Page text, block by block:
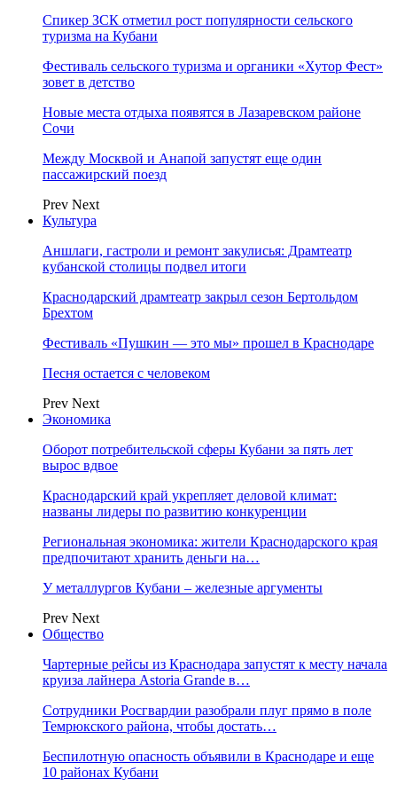
Спикер ЗСК отметил рост популярности сельского
туризма на Кубани
Фестиваль сельского туризма и органики «Хутор Фест»
зовет в детство
Новые места отдыха появятся в Лазаревском районе
Сочи
Между Москвой и Анапой запустят еще один
пассажирский поезд
Prev Next
Культура
Аншлаги, гастроли и ремонт закулисья: Драмтеатр
кубанской столицы подвел итоги
Краснодарский драмтеатр закрыл сезон Бертольдом
Брехтом
Фестиваль «Пушкин — это мы» прошел в Краснодаре
Песня остается с человеком
Prev Next
Экономика
Оборот потребительской сферы Кубани за пять лет
вырос вдвое
Краснодарский край укрепляет деловой климат:
названы лидеры по развитию конкуренции
Региональная экономика: жители Краснодарского края
предпочитают хранить деньги на…
У металлургов Кубани – железные аргументы
Prev Next
Общество
Чартерные рейсы из Краснодара запустят к месту начала
круиза лайнера Astoria Grande в…
Сотрудники Росгвардии разобрали плуг прямо в поле
Темрюкского района, чтобы достать…
Беспилотную опасность объявили в Краснодаре и еще
10 районах Кубани